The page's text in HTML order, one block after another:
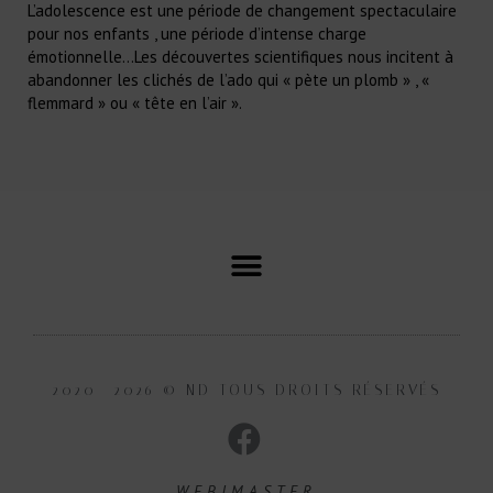
L’adolescence est une période de changement spectaculaire
pour nos enfants , une période d’intense charge
émotionnelle…Les découvertes scientifiques nous incitent à
abandonner les clichés de l’ado qui « pète un plomb » , «
flemmard » ou « tête en l’air ».
2020 -2026 © ND TOUS DROITS RÉSERVÉS